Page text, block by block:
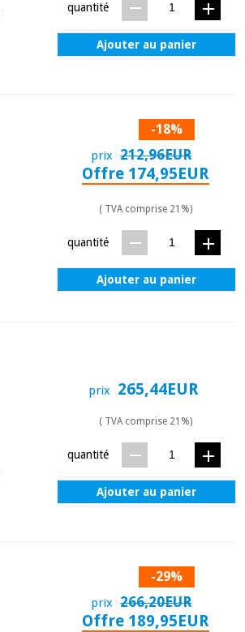
quantité
Ajouter au panier
-18%
prix 212,96EUR
Offre 174,95EUR
( TVA comprise 21%)
quantité
Ajouter au panier
prix 265,44EUR
( TVA comprise 21%)
quantité
Ajouter au panier
-29%
prix 266,20EUR
Offre 189,95EUR